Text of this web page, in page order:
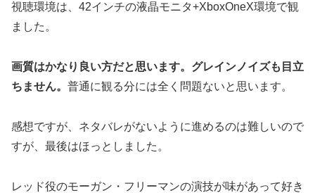
視聴環境は、42インチの液晶モニタ+XboxOneX環境で観
ました。
画質はかなり良い方だと思います。グレインノイズも目立
ちません。 普通に観る分には全く問題ないと思います。
感想ですが、ネタバレがないように進めるのは難しいので
すが、最後はほっとしました。
レッド役のモーガン・フリーマンの演技が味があって好き